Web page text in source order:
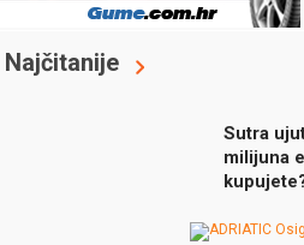
Najčitanije
Sutra
milijuna